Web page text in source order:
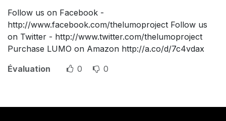
Follow us on Facebook -
http://www.facebook.com/thelumoproject Follow us
on Twitter - http://www.twitter.com/thelumoproject
Purchase LUMO on Amazon http://a.co/d/7c4vdax
Évaluation
0 0